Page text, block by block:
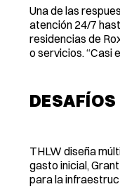
Una de las
atención 24/7
residencias de
o servicios. “Casi
THLW diseña
gasto inicial,
para la